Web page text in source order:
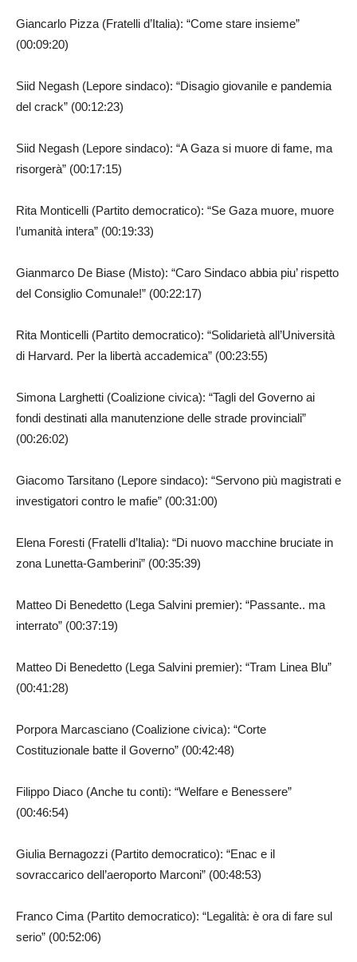
Giancarlo Pizza (Fratelli d’Italia): “Come stare insieme”
(00:09:20)
Siid Negash (Lepore sindaco): “Disagio giovanile e pandemia
del crack” (00:12:23)
Siid Negash (Lepore sindaco): “A Gaza si muore di fame, ma
risorgerà” (00:17:15)
Rita Monticelli (Partito democratico): “Se Gaza muore, muore
l’umanità intera” (00:19:33)
Gianmarco De Biase (Misto): “Caro Sindaco abbia piu’ rispetto
del Consiglio Comunale!” (00:22:17)
Rita Monticelli (Partito democratico): “Solidarietà all’Università
di Harvard. Per la libertà accademica” (00:23:55)
Simona Larghetti (Coalizione civica): “Tagli del Governo ai
fondi destinati alla manutenzione delle strade provinciali”
(00:26:02)
Giacomo Tarsitano (Lepore sindaco): “Servono più magistrati e
investigatori contro le mafie” (00:31:00)
Elena Foresti (Fratelli d’Italia): “Di nuovo macchine bruciate in
zona Lunetta-Gamberini” (00:35:39)
Matteo Di Benedetto (Lega Salvini premier): “Passante.. ma
interrato” (00:37:19)
Matteo Di Benedetto (Lega Salvini premier): “Tram Linea Blu”
(00:41:28)
Porpora Marcasciano (Coalizione civica): “Corte
Costituzionale batte il Governo” (00:42:48)
Filippo Diaco (Anche tu conti): “Welfare e Benessere”
(00:46:54)
Giulia Bernagozzi (Partito democratico): “Enac e il
sovraccarico dell’aeroporto Marconi” (00:48:53)
Franco Cima (Partito democratico): “Legalità: è ora di fare sul
serio” (00:52:06)